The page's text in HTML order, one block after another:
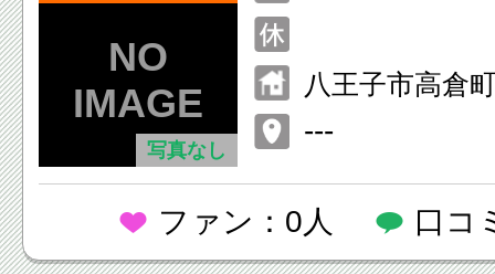
写真なし
八王子市高倉
---
ファン：0人 口コ